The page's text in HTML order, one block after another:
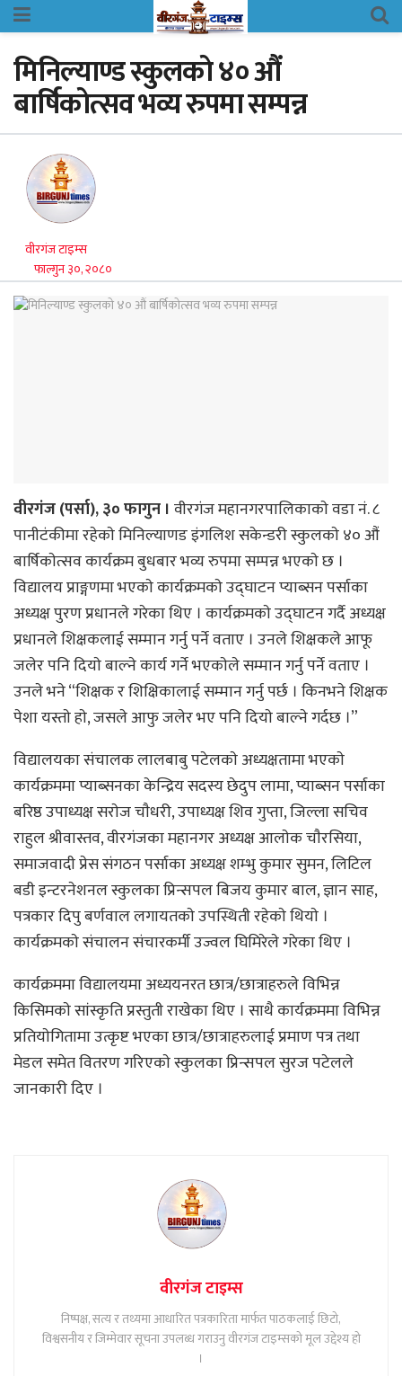
मिनिल्याण्ड स्कुलकाे ४० औं
बार्षिकाेत्सव भव्य रुपमा सम्पन्न
वीरगंज टाइम्स
फाल्गुन ३०, २०८०
वीरगंज (पर्सा), ३० फागुन । वीरगंज महानगरपालिकाकाे वडा नं. ८
पानीटंकीमा रहेकाे मिनिल्याणड इंगलिश सकेन्डरी स्कुलकाे ४० औं
बार्षिकाेत्सव कार्यक्रम बुधबार भव्य रुपमा सम्पन्न भएकाे छ ।
विद्यालय प्राङ्गणमा भएकाे कार्यक्रमकाे उद्घाटन प्याब्सन पर्साका
अध्यक्ष पुरण प्रधानले गरेका थिए । कार्यक्रमकाे उद्घाटन गर्दै अध्यक्ष
प्रधानले शिक्षकलाई सम्मान गर्नु पर्ने वताए । उनले शिक्षकले आफू
जलेर पनि दियाे बाल्ने कार्य गर्ने भएकाेले सम्मान गर्नु पर्ने वताए ।
उनले भने “शिक्षक र शिक्षिकालाई सम्मान गर्नु पर्छ । किनभने शिक्षक
पेशा यस्ताे हाे, जसले आफु जलेर भए पनि दियाे बाल्ने गर्दछ ।”
विद्यालयका संचालक लालबाबु पटेलकाे अध्यक्षतामा भएकाे
कार्यक्रममा प्याब्सनका केन्द्रिय सदस्य छेदुप लामा, प्याब्सन पर्साका
बरिष्ठ उपाध्यक्ष सराेज चाैधरी, उपाध्यक्ष शिव गुप्ता, जिल्ला सचिव
राहुल श्रीवास्तव, वीरगंजका महानगर अध्यक्ष आलाेक चाैरसिया,
समाजवादी प्रेस संगठन पर्साका अध्यक्ष शम्भु कुमार सुमन, लिटिल
बडी इन्टरनेशनल स्कुलका प्रिन्सपल बिजय कुमार बाल, ज्ञान साह,
पत्रकार दिपु बर्णवाल लगायतकाे उपस्थिती रहेकाे थियाे ।
कार्यक्रमकाे संचालन संचारकर्मी उज्वल घिमिरेले गरेका थिए ।
कार्यक्रममा विद्यालयमा अध्ययनरत छात्र/छात्राहरुले विभिन्न
किसिमकाे सांस्कृति प्रस्तुती राखेका थिए । साथै कार्यक्रममा विभिन्न
प्रतियाेगितामा उत्कृष्ट भएका छात्र/छात्राहरुलाई प्रमाण पत्र तथा
मेडल समेत वितरण गरिएकाे स्कुलका प्रिन्सपल सुरज पटेलले
जानकारी दिए ।
वीरगंज टाइम्स
निष्पक्ष, सत्य र तथ्यमा आधारित पत्रकारिता मार्फत पाठकलाई छिटो,
विश्वसनीय र जिम्मेवार सूचना उपलब्ध गराउनु वीरगंज टाइम्सको मूल उद्देश्य हो
।